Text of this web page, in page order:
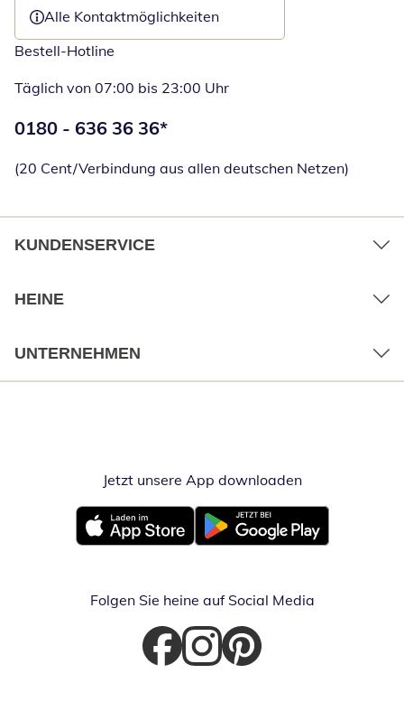
Alle Kontaktmöglichkeiten
Bestell-Hotline
Täglich von 07:00 bis 23:00 Uhr
Telefonnummer:
0180 - 636 36 36*
(20 Cent/Verbindung aus allen deutschen Netzen)
KUNDENSERVICE
HEINE
UNTERNEHMEN
Jetzt unsere App downloadenÖffnet in
Öffnet in neuem FensterÖffnet in neuem Fenster
Folgen Sie heine auf Social Media
Öffnet in neuem Fenster
Öffnet in neuem Fenster
Öffnet in neuem Fenster